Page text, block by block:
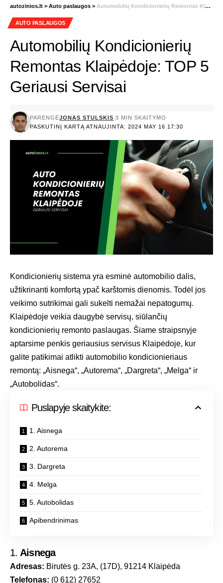
autozinios.lt > Auto paslaugos > Automobilių Kondicionierių Remontas Klaipėdoje: TOP 5 Geriausi Servisai
AUTO PASLAUGOS
Automobilių Kondicionierių
Remontas Klaipėdoje: TOP 5
Geriausi Servisai
PASKUTINĮ KARTĄ ATNAUJINTA: 2024 MAY 16 17:30
PARENGĖJONAS STULSKIS 3 MIN SKAITYMO
Kondicionierių sistema yra esminė automobilio dalis,
užtikrinanti komfortą ypač karštomis dienomis. Todėl jos
veikimo sutrikimai gali sukelti nemažai nepatogumų.
Klaipėdoje veikia daugybė servisų, siūlančių
kondicionierių remonto paslaugas. Šiame straipsnyje
aptarsime penkis geriausius servisus Klaipėdoje, kur
galite patikimai atlikti automobilio kondicionieriaus
remontą: „Aisnega“, „Autorema“, „Dargreta“, „Melga“ ir
„Autobolidas“.
Puslapyje skaitykite:
1. Aisnega
2. Autorema
3. Dargreta
4. Melga
5. Autobolidas
Apibendrinimas
1. Aisnega
Adresas: Birutės g. 23A, (17D), 91214 Klaipėda
Telefonas: (0 612) 27652